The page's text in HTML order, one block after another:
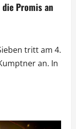
die Promis an
tritt am 4.
an. In